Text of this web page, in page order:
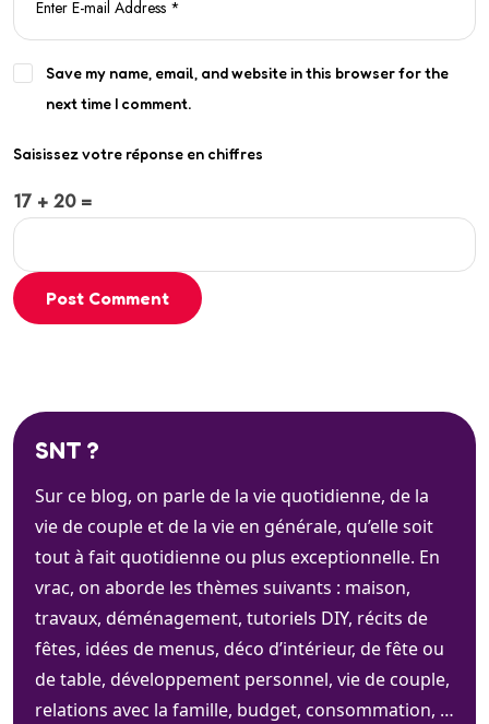
Save my name, email, and website in this browser for the
next time I comment.
Saisissez votre réponse en chiffres
17 + 20 =
Post Comment
SNT ?
Sur ce blog, on parle de la vie quotidienne, de la
vie de couple et de la vie en générale, qu’elle soit
tout à fait quotidienne ou plus exceptionnelle. En
vrac, on aborde les thèmes suivants : maison,
travaux, déménagement, tutoriels DIY, récits de
fêtes, idées de menus, déco d’intérieur, de fête ou
de table, développement personnel, vie de couple,
relations avec la famille, budget, consommation, …